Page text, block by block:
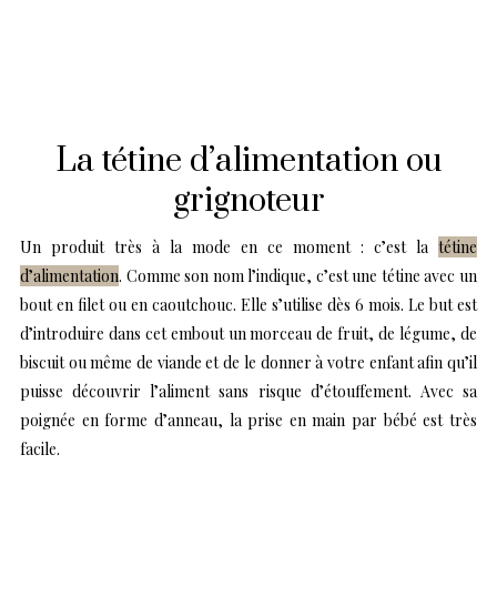
La tétine d’alimentation ou
grignoteur
Un produit très à la mode en ce moment : c’est la tétine
d’alimentation. Comme son nom l’indique, c’est une tétine avec un
bout en filet ou en caoutchouc. Elle s’utilise dès 6 mois. Le but est
d’introduire dans cet embout un morceau de fruit, de légume, de
biscuit ou même de viande et de le donner à votre enfant afin qu’il
puisse découvrir l’aliment sans risque d’étouffement. Avec sa
poignée en forme d’anneau, la prise en main par bébé est très
facile.